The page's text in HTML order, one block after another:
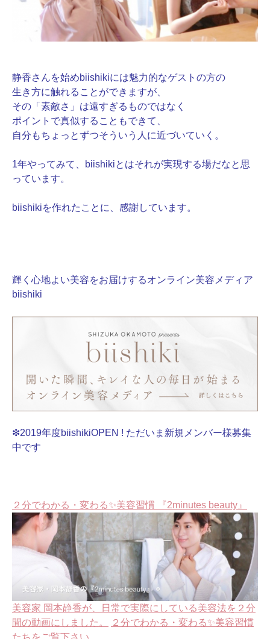
静香さんを始めbiishikiには魅力的なゲストの方の
生き方に触れることができますが、
その「素敵さ」は遠すぎるものではなく
ポイントで真似することもできて、
自分もちょっとずつそういう人に近づいていく。
1年やってみて、biishikiとはそれが実現する場だなと思
っています。
biishikiを作れたことに、感謝しています。
輝く心地よい美容をお届けするオンライン美容メディア
biishiki
❇2019年度biishikiOPEN ! ただいま新規メンバー様募集
中です
２分でわかる・変わる✨美容習慣 『2minutes beauty』
美容家 岡本静香が、日常で実際にしている美容法を２分
間の動画にしました。
２分でわかる・変わる✨美容習慣